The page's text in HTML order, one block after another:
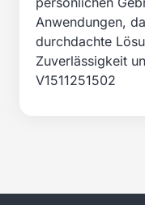
Anwendungen,
durchdachte
Zuverlässigkeit
V1511251502